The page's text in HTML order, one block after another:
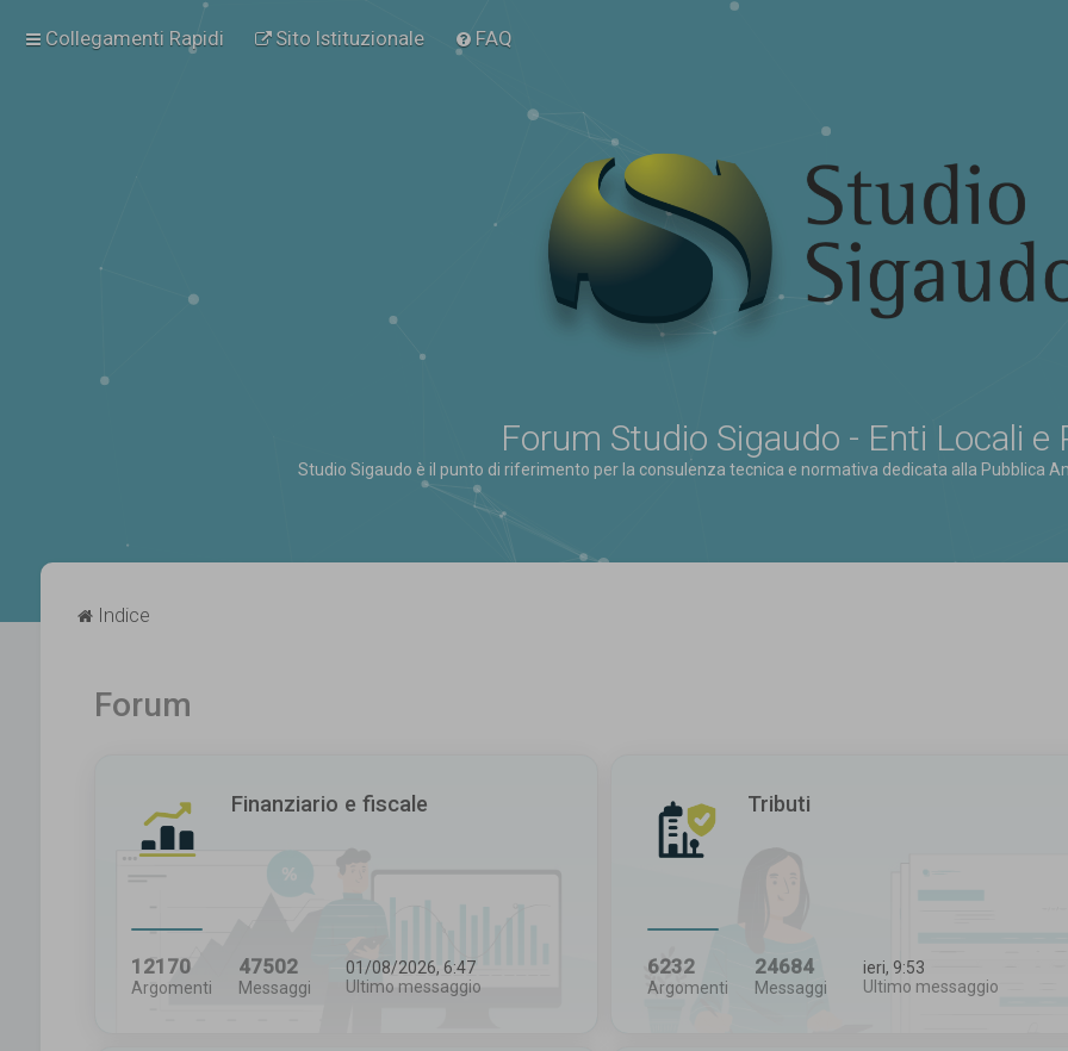
Collegamenti Rapidi Sito Istituzionale FAQ
Forum Studio Sigaudo - Enti Locali e
Studio Sigaudo è il punto di riferimento per la consulenza tecnica e normativa dedicata alla Pubblica
Indice
Forum
Finanziario e fiscale
12170
Argomenti
47502
Messaggi
01/08/2026, 6:47
Ultimo messaggio
Tributi
6232
Argomenti
24684
Messaggi
ieri, 9:53
Ultimo messaggio